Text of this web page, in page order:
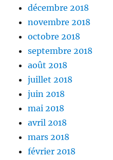
décembre 2018
novembre 2018
octobre 2018
septembre 2018
août 2018
juillet 2018
juin 2018
mai 2018
avril 2018
mars 2018
février 2018